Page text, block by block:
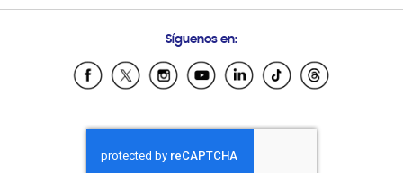
Samsung Ecuador
Samsung El Salvador
Samsung Honduras
Samsung Nicaragua
Síguenos en: